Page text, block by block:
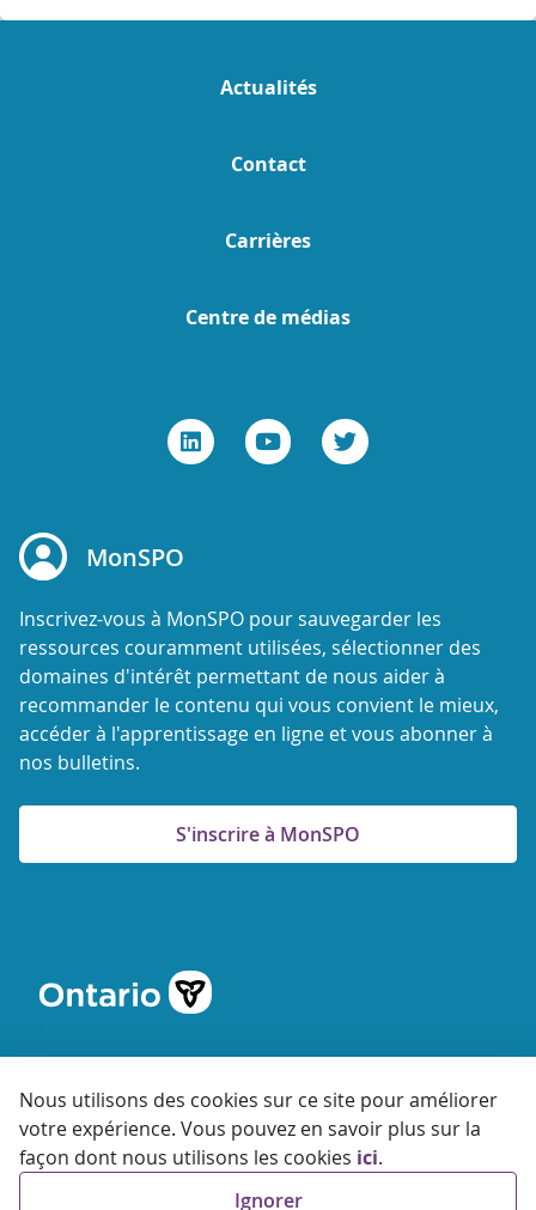
Nous utilisons des cookies sur ce site pour améliorer
votre expérience. Vous pouvez en savoir plus sur la
façon dont nous utilisons les cookies ici.
Ignorer
Actualités
Contact
Carrières
Centre de médias
MonSPO
Inscrivez-vous à MonSPO pour sauvegarder les
ressources couramment utilisées, sélectionner des
domaines d'intérêt permettant de nous aider à
recommander le contenu qui vous convient le mieux,
accéder à l'apprentissage en ligne et vous abonner à
nos bulletins.
S'inscrire à MonSPO
© 2026 Agence ontarienne de protection et de promotion de
la santé
Confidentialité